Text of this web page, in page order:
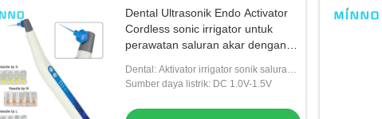
Dental Ultrasonik Endo Activator
Cordless sonic irrigator untuk
perawatan saluran akar dengan
Dental: Aktivator irrigator sonik saluran
akar
Sumber daya listrik: DC 1.0V-1.5V